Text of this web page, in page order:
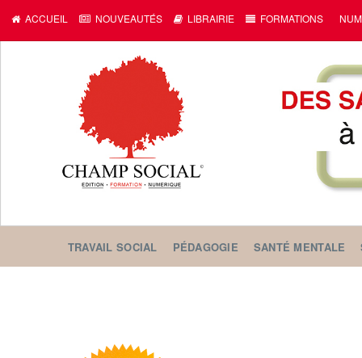
ACCUEIL NOUVEAUTÉS LIBRAIRIE FORMATIONS
TRAVAIL SOCIAL PÉDAGOGIE SANTÉ MENTALE